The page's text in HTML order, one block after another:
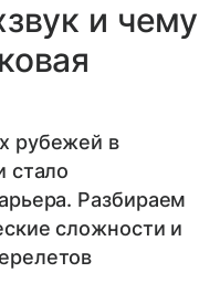
и чему
рубежей в
стало
Разбираем
сложности и